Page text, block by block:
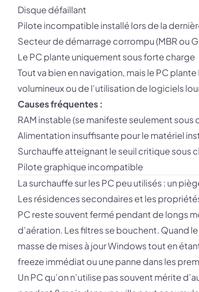
Disque défaillant
Pilote incompatible installé lors de la
Secteur de démarrage corrompu (MBR ou
Le PC plante uniquement sous forte charge
Tout va bien en navigation, mais le PC
volumineux ou de l’utilisation de logiciels
Causes fréquentes :
RAM instable (se manifeste seulement sous
Alimentation insuffisante pour le matériel
Surchauffe atteignant le seuil critique sous
Pilote graphique incompatible
La surchauffe sur les PC peu utilisés : un
Les résidences secondaires et les
PC reste souvent fermé pendant de longs
d’aération. Les filtres se bouchent. Quand
masse de mises à jour Windows tout en
freeze immédiat ou une panne dans les
Un PC qu’on n’utilise pas souvent mérite